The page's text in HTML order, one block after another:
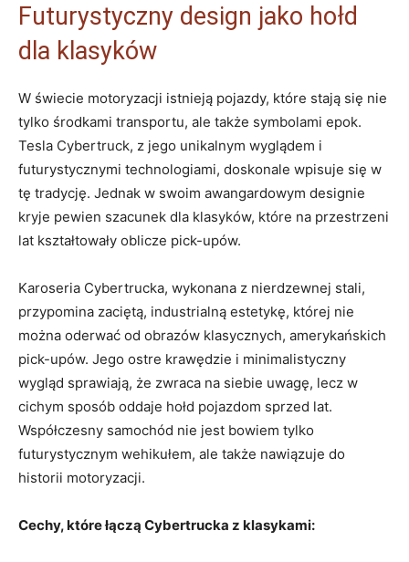
Futurystyczny design jako hołd
dla⁢ klasyków
W świecie motoryzacji istnieją pojazdy,​ które stają się nie
tylko środkami transportu, ‍ale także symbolami epok.
Tesla‍ Cybertruck, z jego unikalnym wyglądem i
futurystycznymi technologiami, doskonale wpisuje się w
tę tradycję. Jednak w swoim awangardowym ‍designie
kryje ‌pewien szacunek dla klasyków, które‍ na przestrzeni
lat kształtowały ⁢oblicze ‍pick-upów.
Karoseria Cybertrucka, wykonana z nierdzewnej stali,
przypomina ‌zaciętą, industrialną estetykę, której nie
można oderwać‌ od obrazów ‍klasycznych, amerykańskich
pick-upów. Jego ostre krawędzie i ‌minimalistyczny
wygląd sprawiają, że zwraca na siebie uwagę, lecz w
cichym sposób oddaje hołd pojazdom sprzed lat.
Współczesny samochód nie​ jest⁢ bowiem​ tylko
futurystycznym wehikułem, ale ⁤także nawiązuje do
historii motoryzacji.
Cechy, które ​łączą Cybertrucka z klasykami: